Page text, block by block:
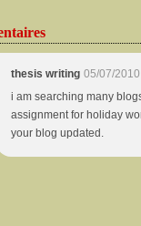
thesis writing 05/07/
i am searching many
assignment for holiday
your blog updated.